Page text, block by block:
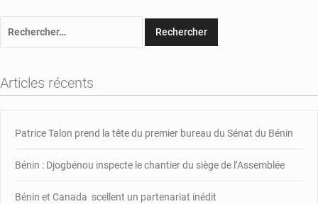
Articles récents
Patrice Talon prend la tête du premier bureau du Sénat du Bénin
Bénin : Djogbénou inspecte le chantier du siège de l’Assemblée
Bénin et Canada scellent un partenariat inédit